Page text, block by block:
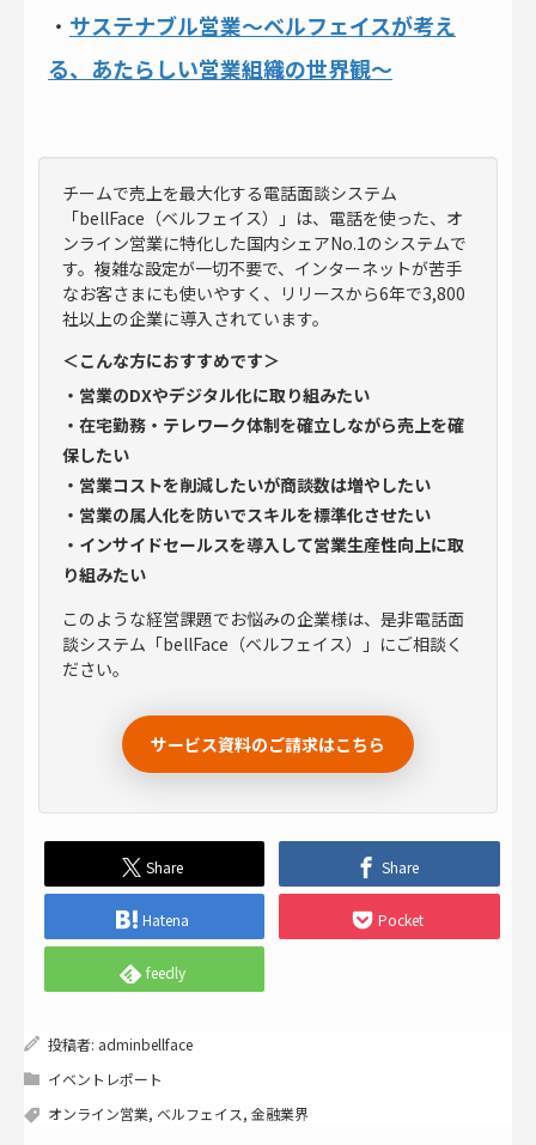
・ サステナブル営業～ベルフェイスが考え
る、あたらしい営業組織の世界観～
チームで売上を最大化する電話面談システム
「bellFace（ベルフェイス）」は、電話を使った、オ
ンライン営業に特化した国内シェアNo.1のシステムで
す。複雑な設定が一切不要で、インターネットが苦手
なお客さまにも使いやすく、リリースから6年で3,800
社以上の企業に導入されています。
＜こんな方におすすめです＞
・営業のDXやデジタル化に取り組みたい
・在宅勤務・テレワーク体制を確立しながら売上を確
保したい
・営業コストを削減したいが商談数は増やしたい
・営業の属人化を防いでスキルを標準化させたい
・インサイドセールスを導入して営業生産性向上に取
り組みたい
このような経営課題でお悩みの企業様は、是非電話面
談システム「bellFace（ベルフェイス）」にご相談く
ださい。
サービス資料のご請求はこちら
Share Share
Hatena Pocket
feedly
投稿者: adminbellface
イベントレポート
オンライン営業, ベルフェイス, 金融業界